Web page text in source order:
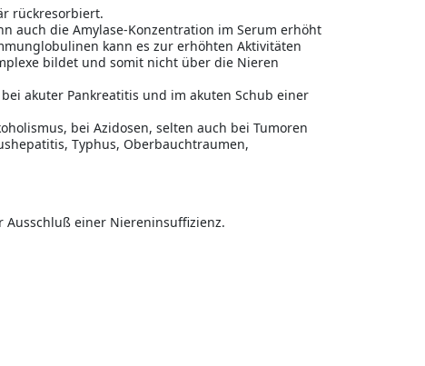
rückresorbiert.
auch die Amylase-Konzentration im Serum erhöht
kann es zur erhöhten Aktivitäten
bildet und somit nicht über die Nieren
akuter Pankreatitis und im akuten Schub einer
bei Azidosen, selten auch bei Tumoren
Typhus, Oberbauchtraumen,
Ausschluß einer Niereninsuffizienz.